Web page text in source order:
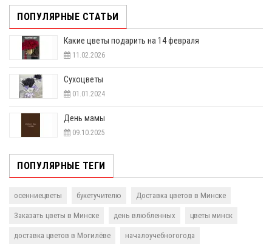
ПОПУЛЯРНЫЕ СТАТЬИ
Какие цветы подарить на 14 февраля
11.02.2026
Сухоцветы
01.01.2024
День мамы
09.10.2025
ПОПУЛЯРНЫЕ ТЕГИ
осенниецветы букетучителю Доставка цветов в Минске
Заказать цветы в Минске день влюбленных цветы минск
доставка цветов в Могилёве началоучебногогода